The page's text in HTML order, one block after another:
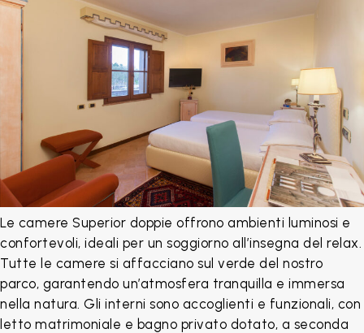
Le camere Superior doppie offrono ambienti luminosi e
confortevoli, ideali per un soggiorno all’insegna del relax.
Tutte le camere si affacciano sul verde del nostro
parco, garantendo un’atmosfera tranquilla e immersa
nella natura. Gli interni sono accoglienti e funzionali, con
letto matrimoniale e bagno privato dotato, a seconda